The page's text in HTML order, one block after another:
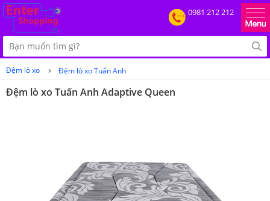
0981 212 212
Đệm lò xo › Đệm lò xo Tuấn Anh
Đệm lò xo Tuấn Anh Adaptive Queen